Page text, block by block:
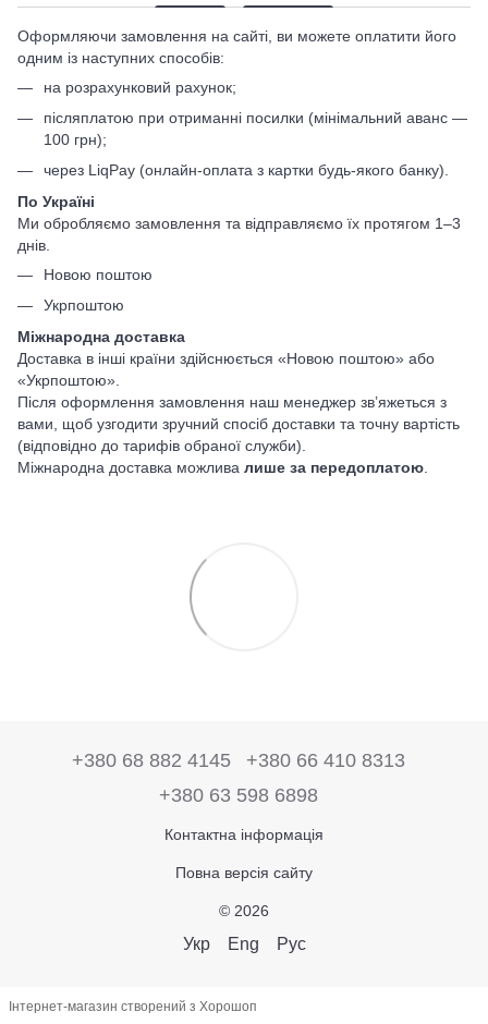
Оформляючи замовлення на сайті, ви можете оплатити його
одним із наступних способів:
на розрахунковий рахунок;
післяплатою при отриманні посилки (мінімальний аванс —
100 грн);
через LiqPay (онлайн-оплата з картки будь-якого банку).
По Україні
Ми обробляємо замовлення та відправляємо їх протягом 1–3
днів.
Новою поштою
Укрпоштою
Міжнародна доставка
Доставка в інші країни здійснюється «Новою поштою» або
«Укрпоштою».
Після оформлення замовлення наш менеджер зв’яжеться з
вами, щоб узгодити зручний спосіб доставки та точну вартість
(відповідно до тарифів обраної служби).
Міжнародна доставка можлива лише за передоплатою
+380 68 882 4145
+380 66 410 8313
+380 63 598 6898
Контактна інформація
Повна версія сайту
© 2026
Укр Eng Рус
Інтернет-магазин створений з Хорошоп